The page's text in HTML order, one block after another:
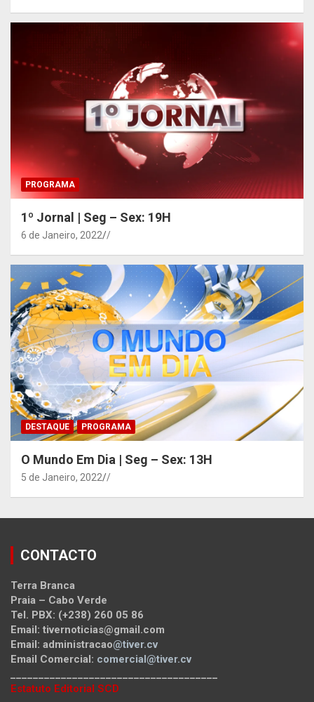
PROGRAMA
1º Jornal | Seg – Sex: 19H
6 de Janeiro, 2022 /
DESTAQUE PROGRAMA
O Mundo Em Dia | Seg – Sex: 13H
5 de Janeiro, 2022 /
CONTACTO
Terra Branca
Praia – Cabo Verde
Tel. PBX: (+238) 260 05 86
Email: tivernoticias@gmail.com
Email: administracao@tiver.cv
Email Comercial: comercial@tiver.cv
Estatuto Editorial SCD